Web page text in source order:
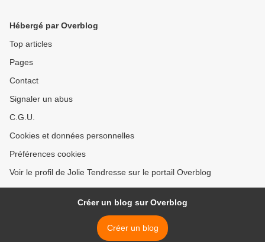
Hébergé par Overblog
Top articles
Pages
Contact
Signaler un abus
C.G.U.
Cookies et données personnelles
Préférences cookies
Voir le profil de Jolie Tendresse sur le portail Overblog
Créer un blog sur Overblog
Créer un blog